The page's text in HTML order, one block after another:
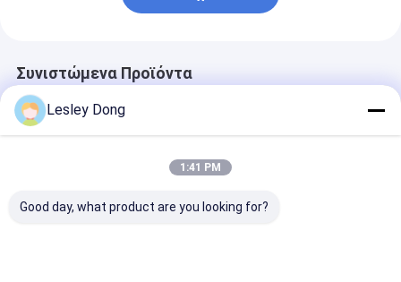
Συνιστώμενα Προϊόντα
Lesley Dong
1:41 PM
Good day, what product are you looking for?